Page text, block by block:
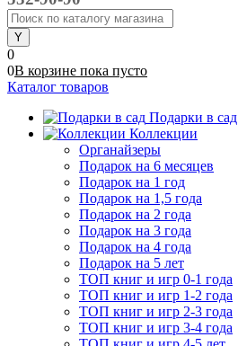
0
0В корзине пока пусто
Каталог товаров
Подарки в сад
Коллекции
Органайзеры
Подарок на 6 месяцев
Подарок на 1 год
Подарок на 1,5 года
Подарок на 2 года
Подарок на 3 года
Подарок на 4 года
Подарок на 5 лет
ТОП книг и игр 0-1 года
ТОП книг и игр 1-2 года
ТОП книг и игр 2-3 года
ТОП книг и игр 3-4 года